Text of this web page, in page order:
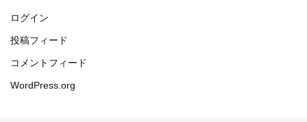
ログイン
投稿フィード
コメントフィード
WordPress.org